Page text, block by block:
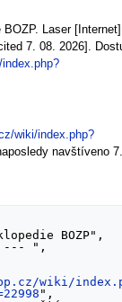
Laser
7. 08. 2026].
wiki/index.php?
navštíveno
wiki/
",